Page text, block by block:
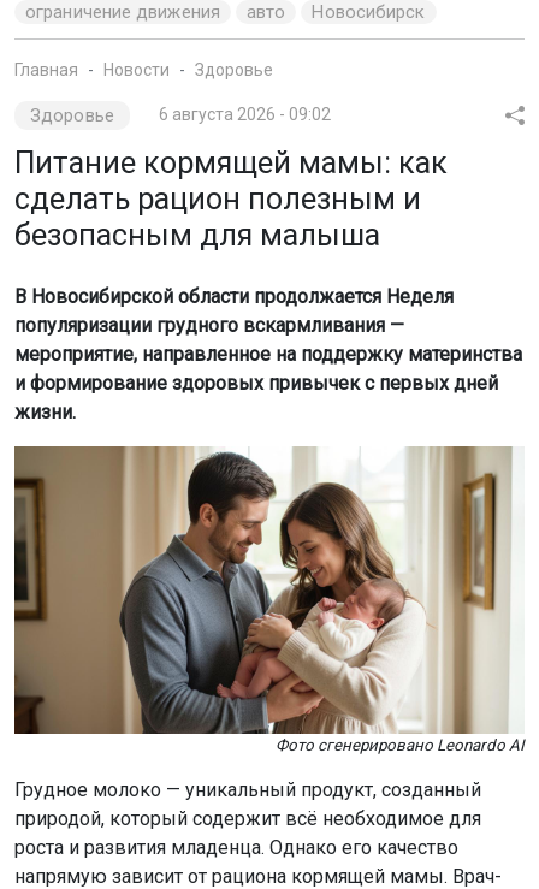
ограничение движения авто Новосибирск
Главная Новости Здоровье
Здоровье 6 августа 2026 - 09:02
Питание кормящей мамы: как
сделать рацион полезным и
безопасным для малыша
В Новосибирской области продолжается Неделя
популяризации грудного вскармливания —
мероприятие, направленное на поддержку материнства
и формирование здоровых привычек с первых дней
жизни.
Фото сгенерировано Leonardo AI
Грудное молоко — уникальный продукт, созданный
природой, который содержит всё необходимое для
роста и развития младенца. Однако его качество
напрямую зависит от рациона кормящей мамы. Врач-